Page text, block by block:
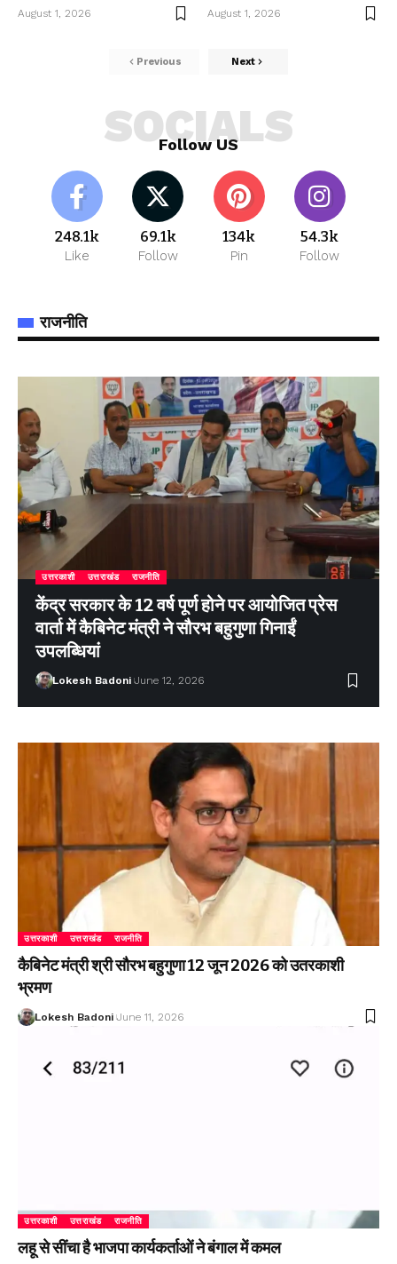
August 1, 2026 August 1, 2026
Previous Next
Follow US
SOCIALS
248.1k
Like
69.1k
Follow
134k
Pin
54.3k
Follow
राजनीति
उत्तरकाशी उत्तराखंड राजनीति
केंद्र सरकार के 12 वर्ष पूर्ण होने पर आयोजित प्रेस
वार्ता में कैबिनेट मंत्री ने सौरभ बहुगुणा गिनाईं
उपलब्धियां
Lokesh Badoni June 12, 2026
उत्तरकाशी उत्तराखंड राजनीति
कैबिनेट मंत्री श्री सौरभ बहुगुणा 12 जून 2026 को उतरकाशी
भ्रमण
Lokesh Badoni June 11, 2026
उत्तरकाशी उत्तराखंड राजनीति
लहू से सींचा है भाजपा कार्यकर्ताओं ने बंगाल में कमल